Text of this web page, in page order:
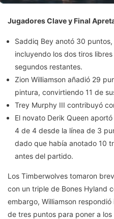
Jugadores Clave y Final
Saddiq Bey anotó 30
incluyendo los dos tiros
segundos restantes.
Zion Williamson añadió 29
pintura, convirtiendo 11 de
Trey Murphy III contribuyó
El novato Derik Queen
4 de 4 desde la línea de 3
dado que había anotado 10
antes del partido.
Los Timberwolves tomaron
con un triple de Bones Hyland
embargo, Williamson
de tres puntos para poner a los